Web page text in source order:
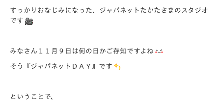
すっかりおなじみになった、ジャパネットたかたさまのスタジオ
です
みなさん１１月９日は何の日かご存知ですよね
そう『ジャパネットＤＡＹ』です
ということで、